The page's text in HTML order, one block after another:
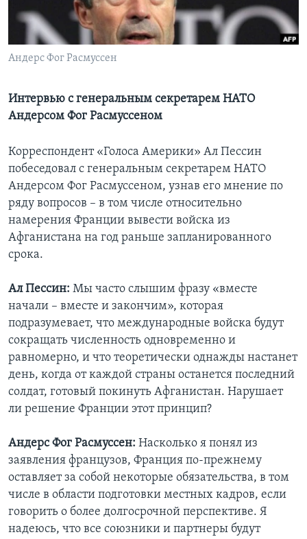
Learning English
СОЦИАЛЬНЫЕ СЕТИ
Языки
Андерс Фог Расмуссен
Интервью c генеральным секретарем НАТО
Андерсом Фог Расмуссеном
Корреспондент «Голоса Америки» Ал Пессин
побеседовал с генеральным секретарем НАТО
Андерсом Фог Расмуссеном, узнав его мнение по
ряду вопросов – в том числе относительно
намерения Франции вывести войска из
Афганистана на год раньше запланированного
срока.
Ал Пессин: Мы часто слышим фразу «вместе
начали – вместе и закончим», которая
подразумевает, что международные войска будут
сокращать численность одновременно и
равномерно, и что теоретически однажды настанет
день, когда от каждой страны останется последний
солдат, готовый покинуть Афганистан. Нарушает
ли решение Франции этот принцип?
Андерс Фог Расмуссен: Насколько я понял из
заявления французов, Франция по-прежнему
оставляет за собой некоторые обязательства, в том
числе в области подготовки местных кадров, если
говорить о более долгосрочной перспективе. Я
надеюсь, что все союзники и партнеры будут